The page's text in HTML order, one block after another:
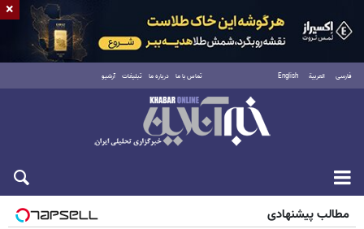
فارسی العربية English تماس با ما درباره ما تبلیغات آرشیو
شنبه ۱۷ مرداد ۱۴۰۵
مطالب پیشنهادی
×